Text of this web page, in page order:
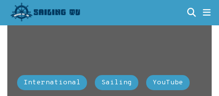
International Sailing YouTube